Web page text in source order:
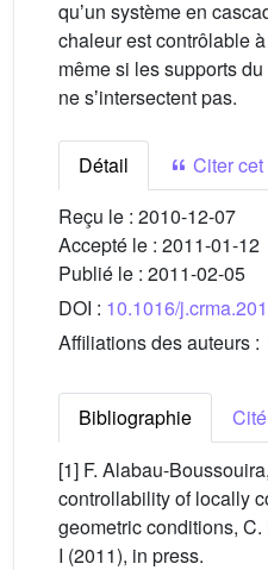
quʼun système en
chaleur est contrôlable
même si les supports
ne sʼintersectent pas.
Détail
Citer
Reçu le : 2010-12-07
Accepté le : 2011-01-12
Publié le : 2011-02-05
DOI : 10.1016/
Affiliations des auteurs :
Bibliographie
[1] F. Alabau-
controllability of locally
geometric conditions,
I (2011), in press.